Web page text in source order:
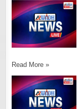
Read More »